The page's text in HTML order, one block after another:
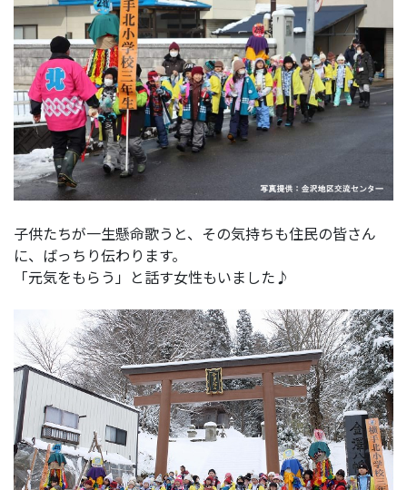
子供たちが一生懸命歌うと、その気持ちも住民の皆さん
に、ばっちり伝わります。
「元気をもらう」と話す女性もいました♪